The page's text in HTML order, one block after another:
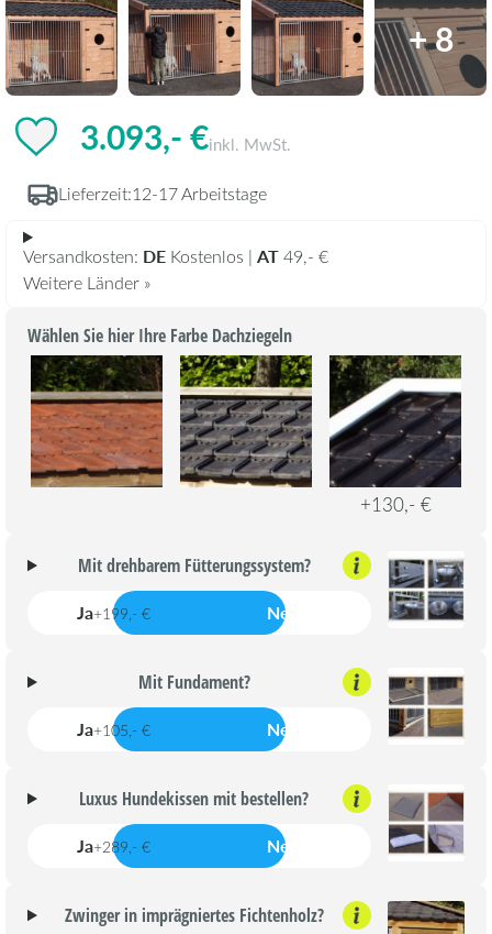
+ 8
3.093,- €inkl. MwSt.
Lieferzeit:12-17 Arbeitstage
Versandkosten: DE Kostenlos | AT49,- €
Weitere Länder »
Wählen Sie hier Ihre Farbe Dachziegeln
+130,- €
Mit drehbarem Fütterungssystem?
Ja+199,- € Nein
Mit Fundament?
Ja+105,- € Nein
Luxus Hundekissen mit bestellen?
Ja+289,- € Nein
Zwinger in imprägniertes Fichtenholz?